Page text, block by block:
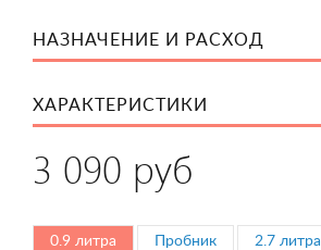
НАЗНАЧЕНИЕ И РАСХОД
ХАРАКТЕРИСТИКИ
3 090 руб
0.9 литра Пробник 2.7 литра